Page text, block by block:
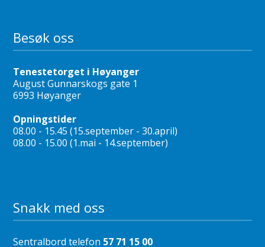
Besøk oss
Tenestetorget i Høyanger
August Gunnarskogs gate 1
6993 Høyanger
Opningstider
08.00 - 15.45 (15.september - 30.april)
08.00 - 15.00 (1.mai - 14.september)
Snakk med oss
Sentralbord telefon 57 71 15 00